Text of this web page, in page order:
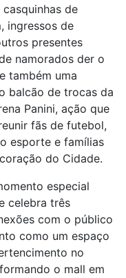
de
ingressos de
presentes
namorados der o
também uma
balcão de trocas da
Panini, ação que
fãs de futebol,
esporte e famílias
do Cidade.
especial
celebra três
com o público
como um espaço
no
o mall em